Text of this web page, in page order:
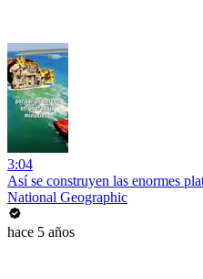
3:04
Así se construyen las enormes
National Geographic
hace 5 años